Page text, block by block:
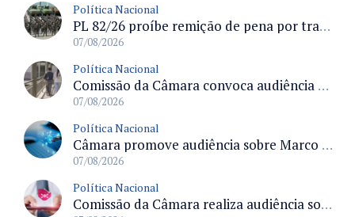
Política Nacional
PL 82/26 proíbe remição de pena por trabalho em funções militares para condenados por crimes contra o Estado Democrático de Direito
07/08/2026
Política Nacional
Comissão da Câmara convoca audiência para discutir misoginia nas escolas e universidades após divulgação de listas misóginas
07/08/2026
Política Nacional
Câmara promove audiência sobre Marco de Fomento à Economia Digital e impactos da inteligência artificial
07/08/2026
Política Nacional
Comissão da Câmara realiza audiência sobre apostas online para medir o tamanho do mercado ilegal